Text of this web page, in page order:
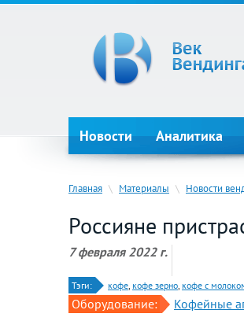
Новости Аналитика
Главная \ Материалы \ Новости
Россияне
7 февраля 2022 г.
Тэги: кофе, кофе зерно, кофе с
Оборудование: Кофейные